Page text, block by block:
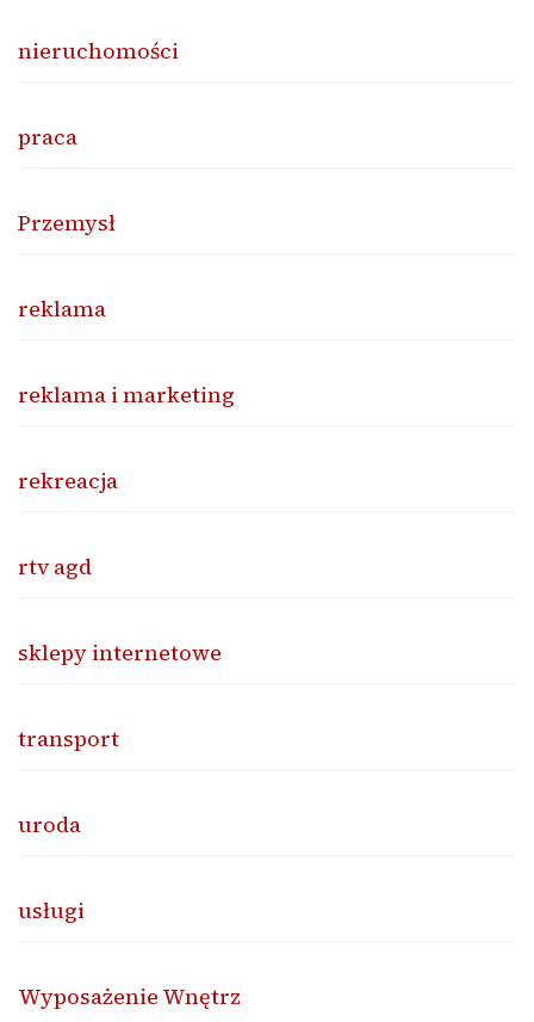
nieruchomości
praca
Przemysł
reklama
reklama i marketing
rekreacja
rtv agd
sklepy internetowe
transport
uroda
usługi
Wyposażenie Wnętrz